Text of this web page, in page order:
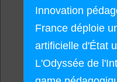
Innovation
France déploie
artificielle d'État
L'Odyssée de